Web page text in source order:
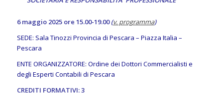
6 maggio 2025 ore 15.00-19.00 (v. programma)
SEDE: Sala Tinozzi Provincia di Pescara – Piazza Italia –
Pescara
ENTE ORGANIZZATORE: Ordine dei Dottori Commercialisti e
degli Esperti Contabili di Pescara
CREDITI FORMATIVI: 3